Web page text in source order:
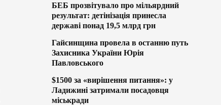
БЕБ прозвітувало про мільярдний
результат: детінізація принесла
державі понад 19,5 млрд грн
Гайсинщина провела в останню путь
Захисника України Юрія
Павловського
$1500 за «вирішення питання»: у
Ладижині затримали посадовця
міськради